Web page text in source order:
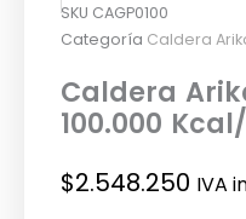
SKU CAGP0100
Categoría Caldera
Caldera
100.000
$2.548.250 IVA